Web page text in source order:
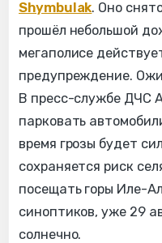
Shymbulak. Оно
прошёл небольшой
мегаполисе
предупреждение.
В пресс-службе ДЧС
парковать
время грозы будет
сохраняется риск
посещать горы Иле-
синоптиков, уже 29
солнечно.